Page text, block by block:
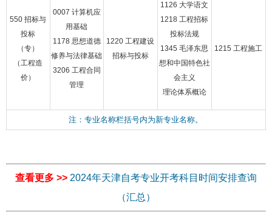
550 招标与
投标
（专）
（工程造
价）
0007 计算机应
用基础
1178 思想道德
修养与法律基础
3206 工程合同
管理
1220 工程建设
招标与投标
1126 大学语文
1218 工程招标
投标法规
1345 毛泽东思
想和中国特色社
会主义
理论体系概论
1215 工程施工
注：专业名称栏括号内为新专业名称。
查看更多 >> 2024年天津自考专业开考科目时间安排查询
（汇总）